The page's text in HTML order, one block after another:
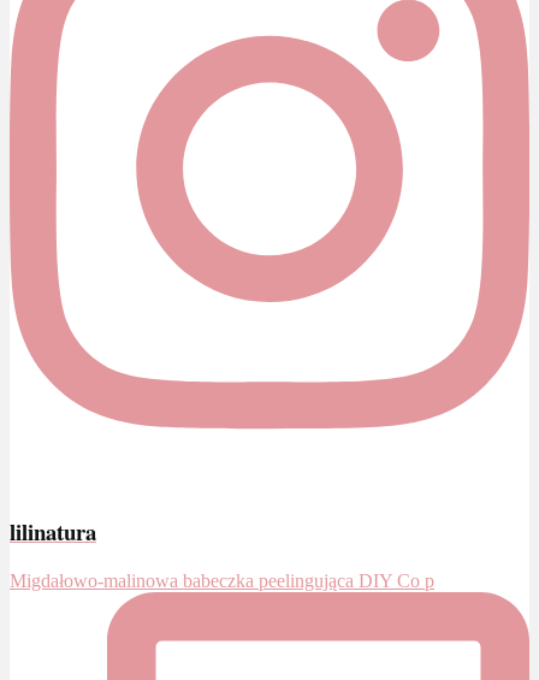
lilinatura
Migdałowo-malinowa babeczka peelingująca DIY Co p